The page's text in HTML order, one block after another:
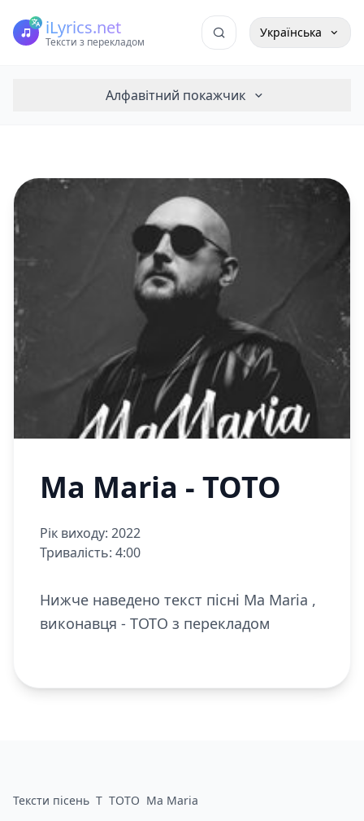
iLyrics.net
Тексти з перекладом
Українська
Алфавітний покажчик
Ma Maria - TOTO
Рік виходу: 2022
Тривалість: 4:00
Нижче наведено текст пісні Ma Maria ,
виконавця - TOTO з перекладом
Тексти пісень T TOTO Ma Maria